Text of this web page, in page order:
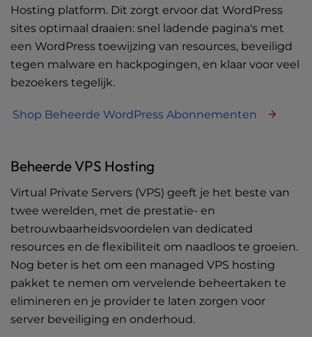
Hosting platform. Dit zorgt ervoor dat WordPress
sites optimaal draaien: snel ladende pagina's met
een WordPress toewijzing van resources, beveiligd
tegen malware en hackpogingen, en klaar voor veel
bezoekers tegelijk.
Shop Beheerde WordPress Abonnementen
Beheerde VPS Hosting
Virtual Private Servers (VPS) geeft je het beste van
twee werelden, met de prestatie- en
betrouwbaarheidsvoordelen van dedicated
resources en de flexibiliteit om naadloos te groeien.
Nog beter is het om een managed VPS hosting
pakket te nemen om vervelende beheertaken te
elimineren en je provider te laten zorgen voor
server beveiliging en onderhoud.